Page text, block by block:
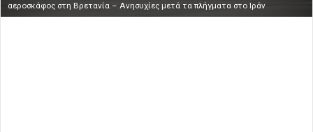
αεροσκάφος στη Βρετανία – Ανησυχίες μετά τα πλήγματα στο Ιράν